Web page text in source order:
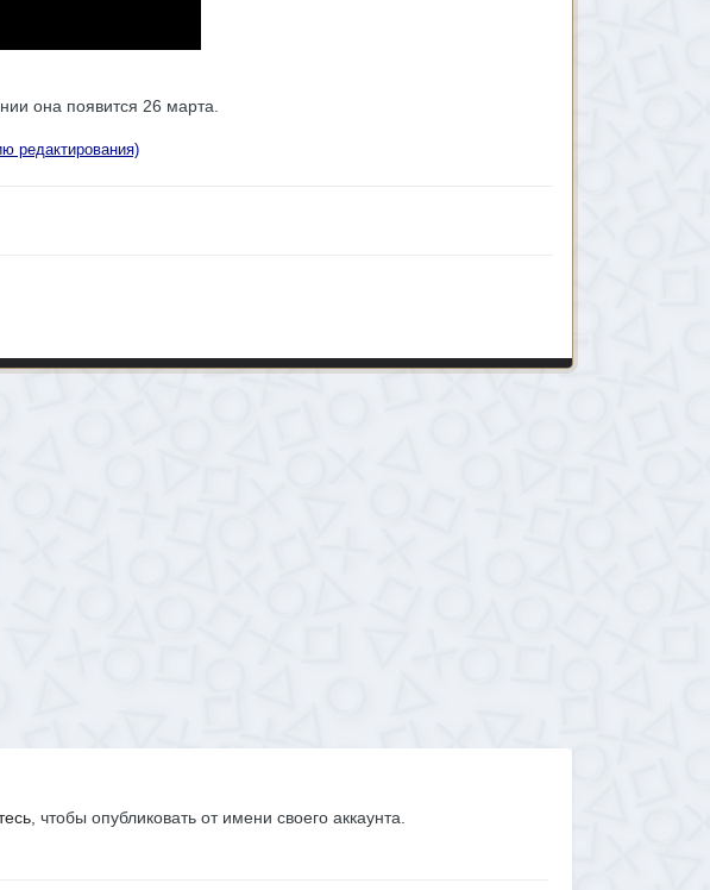
она появится 26 марта.
редактирования)
, чтобы опубликовать от имени своего аккаунта.